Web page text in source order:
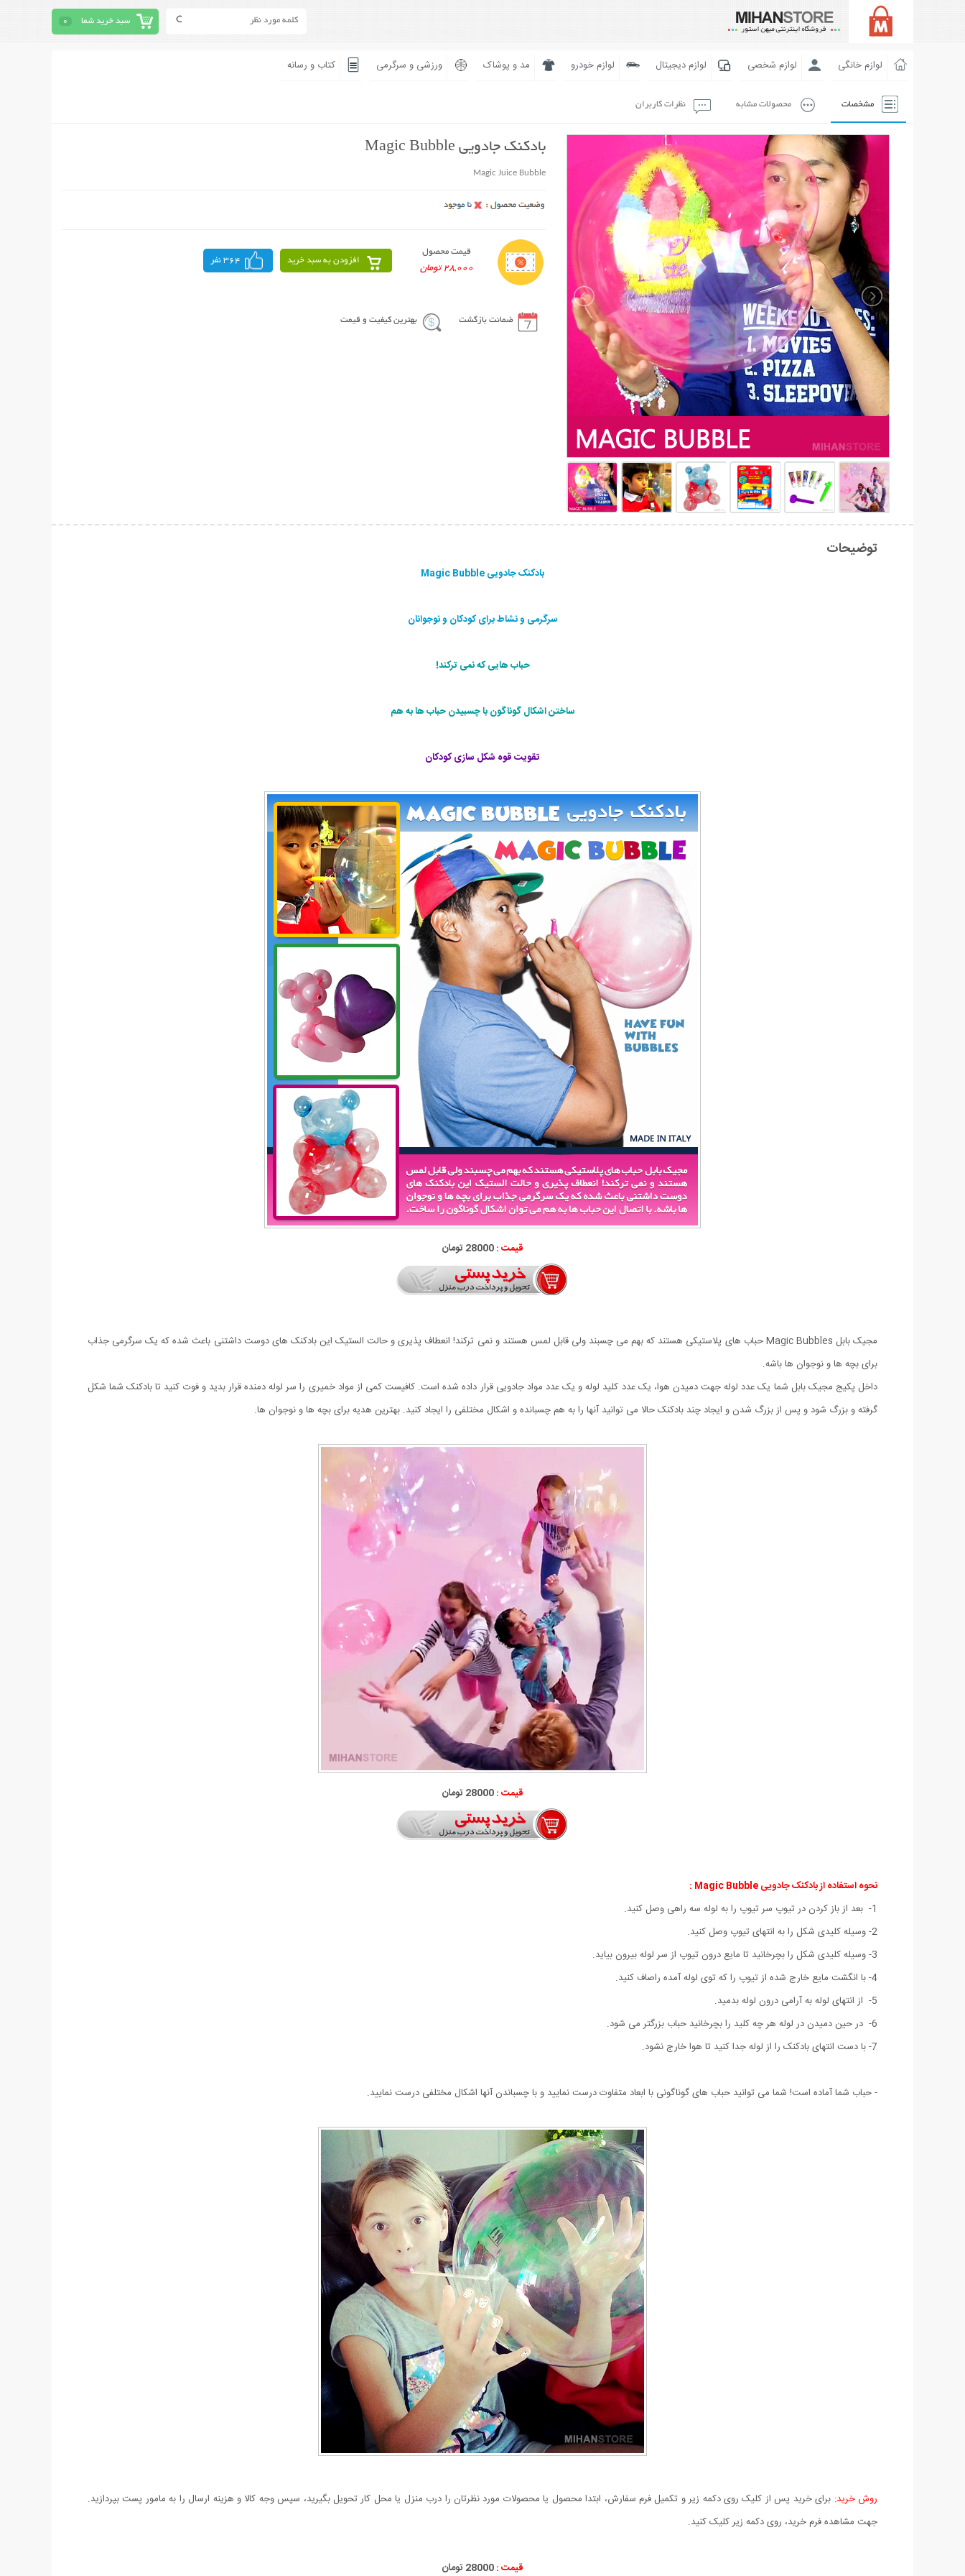
سبد خرید شما 0
لوازم خانگی لوازم شخصی لوازم دیجیتال لوازم خودرو مد و پوشاک ورزشی و سرگرمی کتاب و رسانه
مشخصات محصولات مشابه نظرات کاربران
بادکنک جادویی Magic Bubble
Magic Juice Bubble
قیمت محصول
28,000 تومان
افزودن به سبد خرید 364 نفر
ضمانت بازگشت بهترین کیفیت و قیمت
توضیحات
بادکنک جادویی Magic Bubble
سرگرمی و نشاط برای کودکان و نوجوانان
حباب هایی که نمی ترکند!
ساختن اشکال گوناگون با چسبیدن حباب ها به هم
تقویت قوه شکل سازی کودکان
قیمت :28000 تومان
مجیک بابل Magic Bubbles حباب های پلاستیکی هستند که بهم می چسبند ولی قابل لمس هستند و نمی ترکند! انعطاف پذیری و حالت الستیک این بادکنک های دوست داشتنی باعث شده که یک سرگرمی جذاب
برای بچه ها و نوجوان ها باشه.
داخل پکیج مجیک بابل شما یک عدد لوله جهت دمیدن هوا، یک عدد کلید لوله و یک عدد مواد جادویی قرار داده شده است. کافیست کمی از مواد خمیری را سر لوله دمنده قرار بدید و فوت کنید تا بادکنک شما شکل
گرفته و بزرگ شود و پس از بزرگ شدن و ایجاد چند بادکنک حالا می توانید آنها را به هم چسبانده و اشکال مختلفی را ایجاد کنید. بهترین هدیه برای بچه ها و نوجوان ها.
قیمت :28000 تومان
نحوه استفاده از بادکنک جادویی Magic Bubble :
1- بعد از باز کردن در تیوپ سر تیوپ را به لوله سه راهی وصل کنید.
2- وسیله کلیدی شکل را به انتهای تیوپ وصل کنید.
3- وسیله کلیدی شکل را بچرخانید تا مایع درون تیوپ از سر لوله بیرون بیاید.
4- با انگشت مایع خارج شده از تیوپ را که توی لوله آمده راصاف کنید.
5- از انتهای لوله به آرامی درون لوله بدمید.
6- در حین دمیدن در لوله هر چه کلید را بچرخانید حباب بزرگتر می شود.
7- با دست انتهای بادکنک را از لوله جدا کنید تا هوا خارج نشود.
- حباب شما آماده است! شما می توانید حباب های گوناگونی با ابعاد متفاوت درست نمایید و با چسباندن آنها اشکال مختلفی درست نمایید.
روش خرید: برای خرید پس از کلیک روی دکمه زیر و تکمیل فرم سفارش، ابتدا محصول یا محصولات مورد نظرتان را درب منزل یا محل کار تحویل بگیرید، سپس وجه کالا و هزینه ارسال را به مامور پست بپردازید.
جهت مشاهده فرم خرید، روی دکمه زیر کلیک کنید.
قیمت :28000 تومان